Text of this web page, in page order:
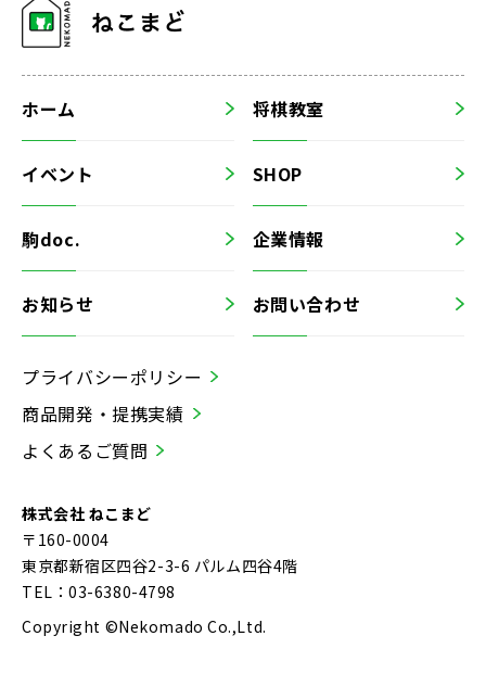
ホーム 将棋教室
イベント SHOP
駒doc. 企業情報
お知らせ お問い合わせ
プライバシーポリシー
商品開発・提携実績
よくあるご質問
株式会社 ねこまど
〒160-0004
東京都新宿区四谷2-3-6 パルム四谷4階
TEL：03-6380-4798
Copyright ©Nekomado Co.,Ltd.